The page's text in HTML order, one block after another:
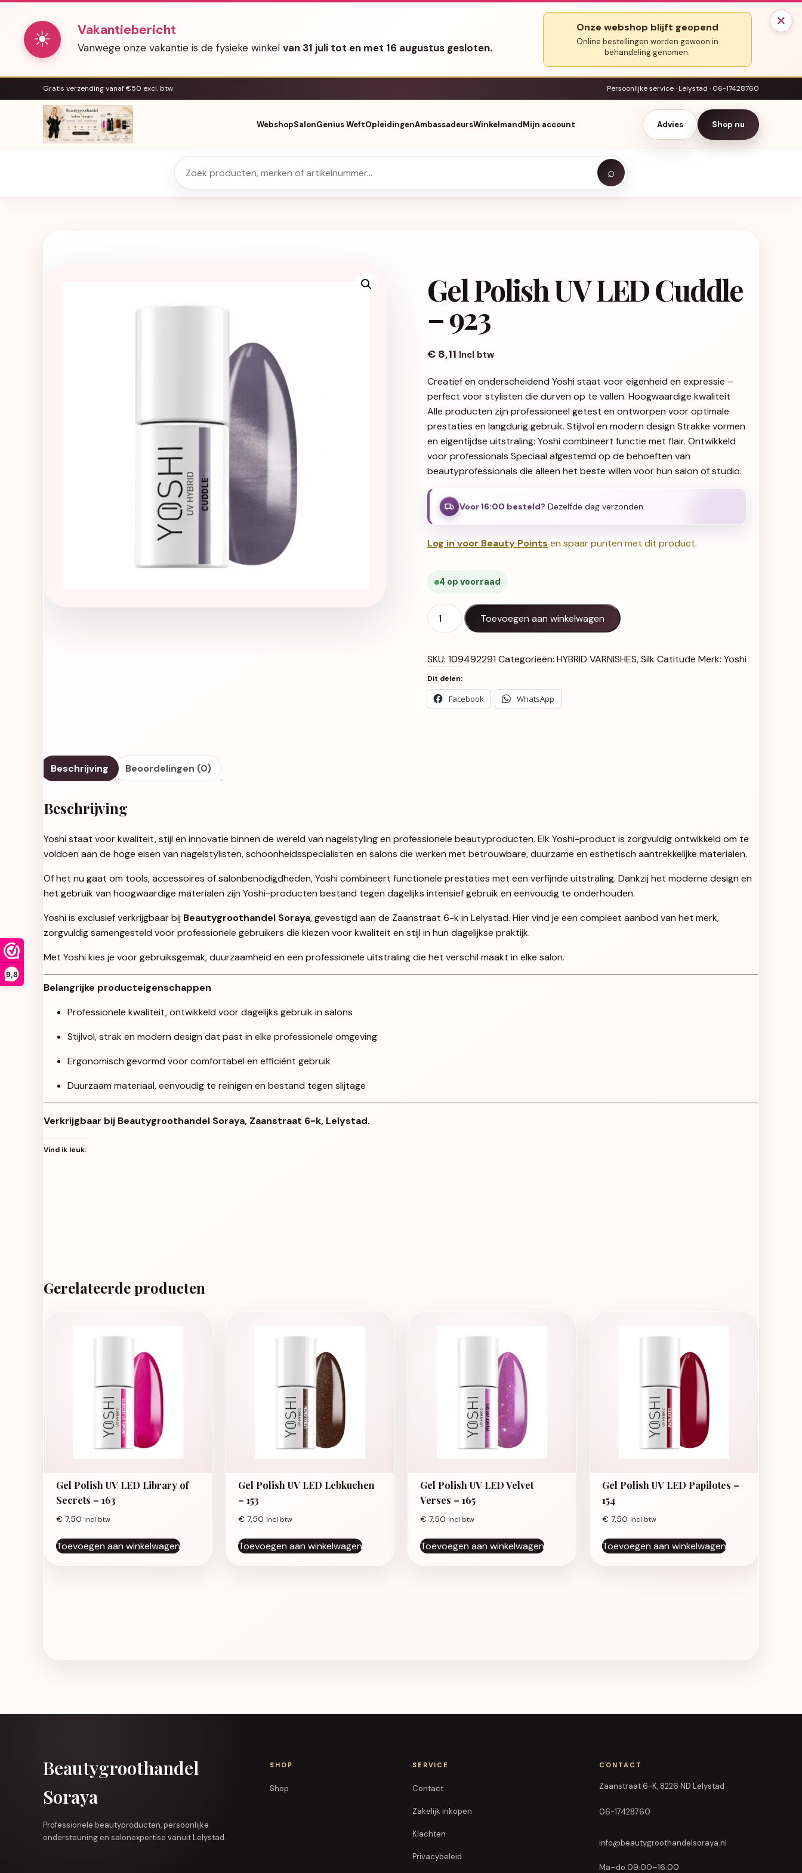
9,8
×
☀ Vakantiebericht
Vanwege onze vakantie is de fysieke winkel van 31 juli tot en met 16 augustus gesloten.
Onze webshop blijft geopend
Online bestellingen worden gewoon in
behandeling genomen.
Gratis verzending vanaf €50 excl. btw Persoonlijke service · Lelystad · 06-17428760
WebshopSalonGenius WeftOpleidingenAmbassadeursWinkelmandMijn account Advies Shop nu
⌕
Gel Polish UV LED Cuddle
– 923
€8,11 Incl btw
Creatief en onderscheidend Yoshi staat voor eigenheid en expressie –
perfect voor stylisten die durven op te vallen. Hoogwaardige kwaliteit
Alle producten zijn professioneel getest en ontworpen voor optimale
prestaties en langdurig gebruik. Stijlvol en modern design Strakke vormen
en eigentijdse uitstraling: Yoshi combineert functie met flair. Ontwikkeld
voor professionals Speciaal afgestemd op de behoeften van
beautyprofessionals die alleen het beste willen voor hun salon of studio.
Voor 16:00 besteld? Dezelfde dag verzonden.
Log in voor Beauty Points en spaar punten met dit product.
4 op voorraad
Gel Polish UV LED Cuddle - 923 aantal
Toevoegen aan winkelwagen
SKU: 109492291 Categorieën: HYBRID VARNISHES,Silk Catitude Merk: Yoshi
Dit delen:
Facebook WhatsApp
Beschrijving Beoordelingen (0)
Beschrijving
Yoshi staat voor kwaliteit, stijl en innovatie binnen de wereld van nagelstyling en professionele beautyproducten. Elk Yoshi-product is zorgvuldig ontwikkeld om te
voldoen aan de hoge eisen van nagelstylisten, schoonheidsspecialisten en salons die werken met betrouwbare, duurzame en esthetisch aantrekkelijke materialen.
Of het nu gaat om tools, accessoires of salonbenodigdheden, Yoshi combineert functionele prestaties met een verfijnde uitstraling. Dankzij het moderne design en
het gebruik van hoogwaardige materialen zijn Yoshi-producten bestand tegen dagelijks intensief gebruik en eenvoudig te onderhouden.
Yoshi is exclusief verkrijgbaar bij Beautygroothandel Soraya, gevestigd aan de Zaanstraat 6-k in Lelystad. Hier vind je een compleet aanbod van het merk,
zorgvuldig samengesteld voor professionele gebruikers die kiezen voor kwaliteit en stijl in hun dagelijkse praktijk.
Met Yoshi kies je voor gebruiksgemak, duurzaamheid en een professionele uitstraling die het verschil maakt in elke salon.
Belangrijke producteigenschappen
Professionele kwaliteit, ontwikkeld voor dagelijks gebruik in salons
Stijlvol, strak en modern design dat past in elke professionele omgeving
Ergonomisch gevormd voor comfortabel en efficiënt gebruik
Duurzaam materiaal, eenvoudig te reinigen en bestand tegen slijtage
Verkrijgbaar bij Beautygroothandel Soraya, Zaanstraat 6-k, Lelystad.
Vind ik leuk:
Gerelateerde producten
Gel Polish UV LED Library of
Secrets – 163
€ 7,50 Incl btw
Toevoegen aan winkelwagen
Gel Polish UV LED Lebkuchen
– 153
€ 7,50 Incl btw
Toevoegen aan winkelwagen
Gel Polish UV LED Velvet
Verses – 165
€ 7,50 Incl btw
Toevoegen aan winkelwagen
Gel Polish UV LED Papilotes –
154
€ 7,50 Incl btw
Toevoegen aan winkelwagen
Beautygroothandel
Soraya
Professionele beautyproducten, persoonlijke
ondersteuning en salonexpertise vanuit Lelystad.
SHOP
Shop
SERVICE
Contact
Zakelijk inkopen
Klachten
Privacybeleid
CONTACT
Zaanstraat 6-K, 8226 ND Lelystad
06-17428760
info@beautygroothandelsoraya.nl
Ma–do 09:00–16:00